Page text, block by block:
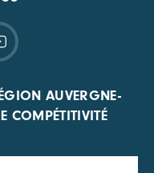
AUVERGNE-
COMPÉTITIVITÉ